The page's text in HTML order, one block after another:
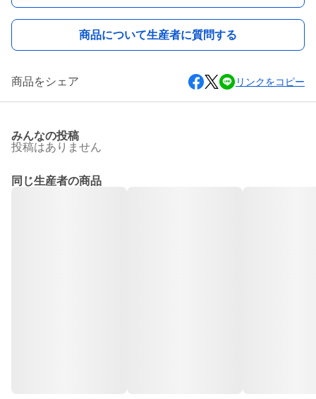
商品について生産者に質問する
商品をシェア リンクをコピー
みんなの投稿
投稿はありません
同じ生産者の商品